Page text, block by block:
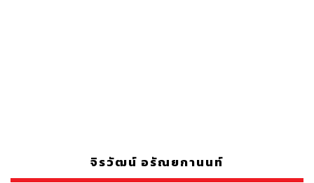
จิรวัฒน์ อรัณยกานนท์